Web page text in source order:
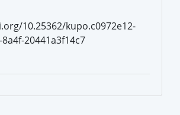
10.25362/kupo.c0972e12-
20441a3f14c7